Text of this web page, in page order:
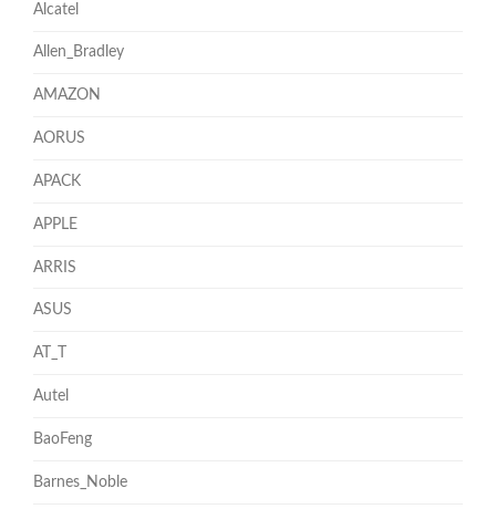
Alcatel
Allen_Bradley
AMAZON
AORUS
APACK
APPLE
ARRIS
ASUS
AT_T
Autel
BaoFeng
Barnes_Noble